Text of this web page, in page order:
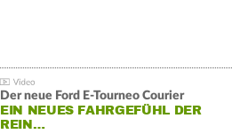
Der neue Ford E-Tourneo Courier
EIN NEUES FAHRGEFÜHL DER
REIN…